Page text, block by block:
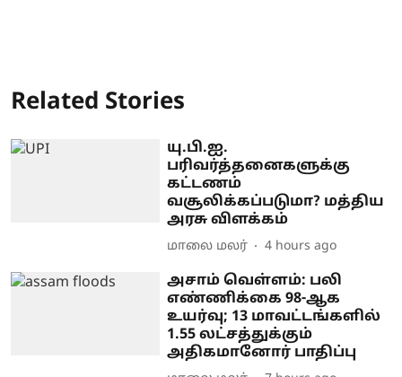
Related Stories
யு.பி.ஐ.
பரிவர்த்தனைகளுக்கு
கட்டணம்
வசூலிக்கப்படுமா? மத்திய
அரசு விளக்கம்
மாலை மலர் 4 hours ago
அசாம் வெள்ளம்: பலி
எண்ணிக்கை 98-ஆக
உயர்வு; 13 மாவட்டங்களில்
1.55 லட்சத்துக்கும்
அதிகமானோர் பாதிப்பு